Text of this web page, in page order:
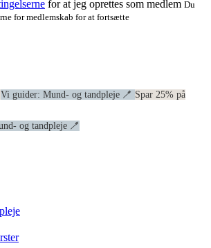
for at jeg oprettes som medlem Du
for medlemskab for at fortsætte
Vi guider: Mund- og tandpleje 🪥 Spar 25% på
og tandpleje 🪥